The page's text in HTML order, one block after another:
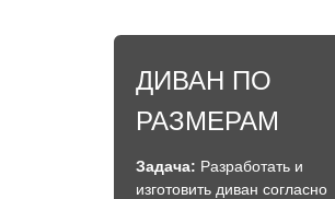
ДИВАН ПО
РАЗМЕРАМ
Задача: Разработать и
изготовить диван согласно